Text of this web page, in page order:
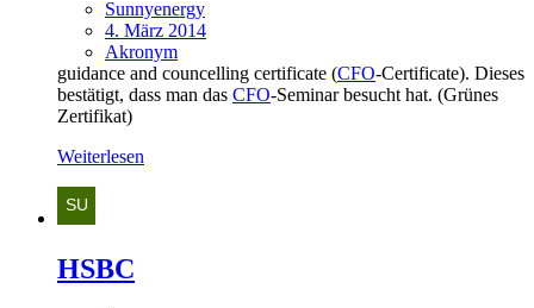
Sunnyenergy
4. März 2014
Akronym
guidance and councelling certificate (CFO-Certificate). Dieses
bestätigt, dass man das CFO-Seminar besucht hat. (Grünes
Zertifikat)
Weiterlesen
HSBC